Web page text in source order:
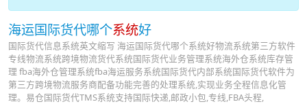
海运国际货代哪个系统好
国际货代信息系统英文缩写 海运国际货代哪个系统好物流系统第三方软件
专线物流系统跨境物流货代系统国际货代业务管理系统海外仓系统库存管
理 fba海外仓管理系统fba海运服务系统国际货代内部系统国际货代软件为
第三方跨境物流服务商配备功能完善的处理系统,实现业务全程信息化管
理。易仓国际货代TMS系统支持国际快递,邮政小包,专线,FBA头程,